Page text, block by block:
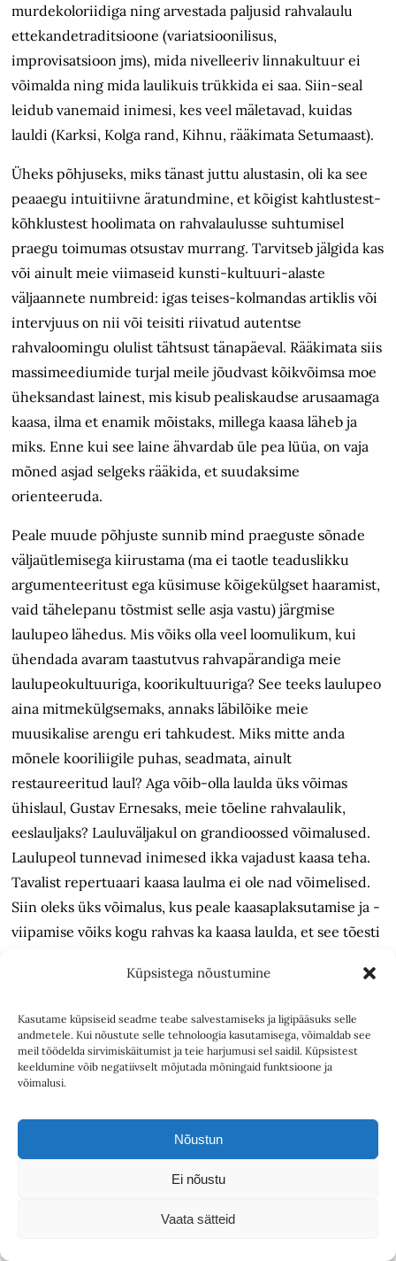
Küpsistega nõustumine
Kasutame küpsiseid seadme teabe salvestamiseks ja ligipääsuks selle
andmetele. Kui nõustute selle tehnoloogia kasutamisega, võimaldab see
meil töödelda sirvimiskäitumist ja teie harjumusi sel saidil. Küpsistest
keeldumine võib negatiivselt mõjutada mõningaid funktsioone ja
võimalusi.
Nõustun
Ei nõustu
Vaata sätteid
murdekoloriidiga ning arvestada paljusid rahvalaulu
ettekandetraditsioone (variatsioonilisus,
improvisatsioon jms), mida nivelleeriv linnakultuur ei
võimalda ning mida laulikuis trükkida ei saa. Siin-seal
leidub vanemaid inimesi, kes veel mäletavad, kuidas
lauldi (Karksi, Kolga rand, Kihnu, rääkimata Setumaast).
Üheks põhjuseks, miks tänast juttu alustasin, oli ka see
peaaegu intuitiivne äratundmine, et kõigist kahtlustest-
kõhklustest hoolimata on rahvalaulusse suhtumisel
praegu toimumas otsustav murrang. Tarvitseb jälgida kas
või ainult meie viimaseid kunsti-kultuuri-alaste
väljaannete numbreid: igas teises-kolmandas artiklis või
intervjuus on nii või teisiti riivatud autentse
rahvaloomingu olulist tähtsust tänapäeval. Rääkimata siis
massimeediumide turjal meile jõudvast kõikvõimsa moe
üheksandast lainest, mis kisub pealiskaudse arusaamaga
kaasa, ilma et enamik mõistaks, millega kaasa läheb ja
miks. Enne kui see laine ähvardab üle pea lüüa, on vaja
mõned asjad selgeks rääkida, et suudaksime
orienteeruda.
Peale muude põhjuste sunnib mind praeguste sõnade
väljaütlemisega kiirustama (ma ei taotle teaduslikku
argumenteeritust ega küsimuse kõigekülgset haaramist,
vaid tähelepanu tõstmist selle asja vastu) järgmise
laulupeo lähedus. Mis võiks olla veel loomulikum, kui
ühendada avaram taastutvus rahva­pärandiga meie
laulupeokultuuriga, koorikultuuriga? See teeks laulupeo
aina mitmekülgsemaks, annaks läbilõike meie
muusikalise arengu eri tahkudest. Miks mitte anda
mõnele kooriliigile puhas, seadmata, ainult
restaureeritud laul? Aga võib-olla laulda üks võimas
ühislaul, Gustav Ernesaks, meie tõeline rahvalaulik,
eeslauljaks? Lauluväljakul on grandioossed võimalused.
Laulupeol tunnevad inimesed ikka vajadust kaasa teha.
Tavalist repertuaari kaasa laulma ei ole nad võimelised.
Siin oleks üks võimalus, kus peale kaasaplaksutamise ja -
viipamise võiks kogu rahvas ka kaasa laulda, et see tõesti
repertuaaritraditsioonidest, milleni seni on jõutud, mis
inimestele on saanud armsaks ja populaarseks, vaid
juurde anda lihtsalt veel üks võimalus, millega me kõik
Ilmne on trükitud „runolauliku“ vajadus. Palju sellest,
mis tänapäeval „vanast ilusast“ lauluvarast elustatakse
(mis tegelikult aga kuulub nn uuema rahvalaulu